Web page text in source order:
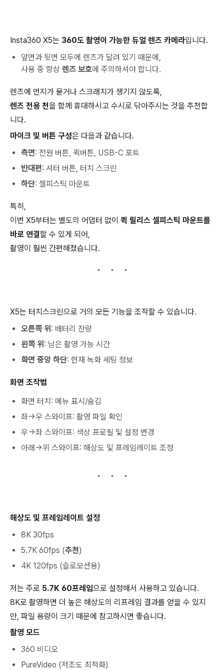
Insta360 X5는 360도 촬영이 가능한 듀얼 렌즈 카메라입니다.
앞면과 뒷면 모두에 렌즈가 달려 있기 때문에,
사용 중 항상 렌즈 보호에 주의하셔야 합니다.
렌즈에 먼지가 묻거나 스크래치가 생기지 않도록,
렌즈 전용 천을 함께 휴대하시고 수시로 닦아주시는 것을 추천합
니다.
마이크 및 버튼 구성은 다음과 같습니다.
측면: 전원 버튼, 퀵버튼, USB-C 포트
반대편: 셔터 버튼, 터치 스크린
하단: 셀피스틱 마운트
특히,
이번 X5부터는 별도의 어댑터 없이 퀵 릴리스 셀피스틱 마운트를
바로 연결할 수 있게 되어,
촬영이 훨씬 간편해졌습니다.
X5는 터치스크린으로 거의 모든 기능을 조작할 수 있습니다.
오른쪽 위 : 배터리 잔량
왼쪽 위 : 남은 촬영 가능 시간
화면 중앙 하단: 현재 녹화 세팅 정보
화면 조작법
화면 터치: 메뉴 표시/숨김
좌→우 스와이프: 촬영 파일 확인
우→좌 스와이프: 색상 프로필 및 설정 변경
아래→위 스와이프: 해상도 및 프레임레이트 조정
해상도 및 프레임레이트 설정
8K 30fps
5.7K 60fps (추천)
4K 120fps (슬로모션용)
저는 주로 5.7K 60프레임으로 설정해서 사용하고 있습니다.
8K로 촬영하면 더 높은 해상도의 리프레임 결과를 얻을 수 있지
만, 파일 용량이 크기 때문에 참고하시면 좋습니다.
촬영 모드
360 비디오
PureVideo (저조도 최적화)